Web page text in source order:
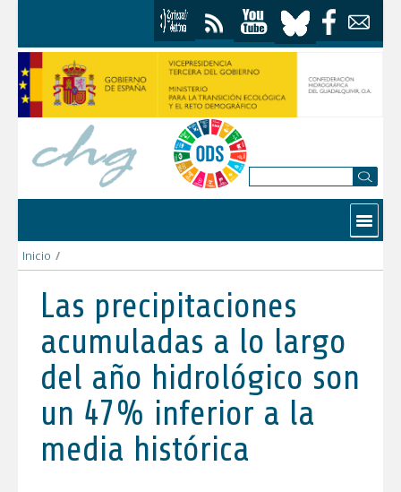
Contactar
Inicio /
Las precipitaciones
acumuladas a lo largo
del año hidrológico son
un 47% inferior a la
media histórica